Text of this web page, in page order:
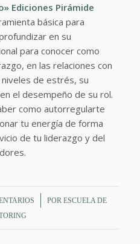
Ediciones Pirámide
básica para
en su
para conocer como
en las relaciones con
de estrés, su
el desempeño de su rol.
como autorregularte
tu energía de forma
de tu liderazgo y del
/ POR ESCUELA DE